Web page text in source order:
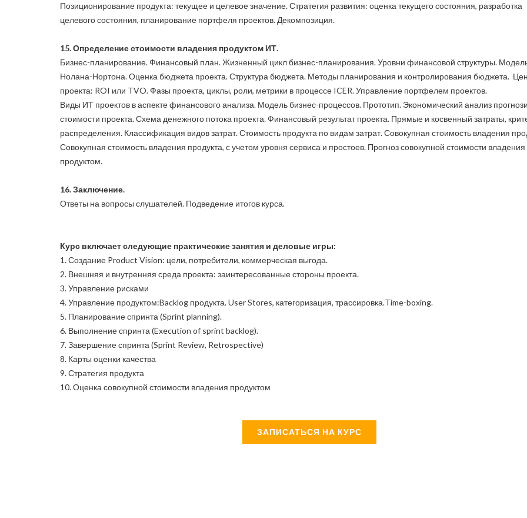
Позиционирование продукта: текущее и целевое значение. Стратегия развития: оценка текущего состояния, разработка
целевого состояния, планирование портфеля проектов. Декомпозиция.
15. Определение стоимости владения продуктом ИТ.
Бизнес-планирование. Финансовый план. Жизненный цикл бизнес-планирования. Уровни финансовой структуры.
Нолана-Нортона. Оценка бюджета проекта. Структура бюджета. Методы планирования и контролирования бюджета.
проекта: ROI или TVO. Фазы проекта, циклы, роли, метрики в процессе ICER. Управление портфелем проектов.
Виды ИТ проектов в аспекте финансового анализа. Модель бизнес-процессов. Прототип. Экономический анализ
стоимости проекта. Схема денежного потока проекта. Финансовый результат проекта. Прямые и косвенный затраты,
распределения. Классификация видов затрат. Стоимость продукта по видам затрат. Совокупная стоимость владения
Совокупная стоимость владения продукта, с учетом уровня сервиса и простоев. Прогноз совокупной стоимости владения
продуктом.
16. Заключение.
Ответы на вопросы слушателей. Подведение итогов курса.
Курс включает следующие практические занятия и деловые игры:
1. Создание Product Vision: цели, потребители, коммерческая выгода.
2. Внешняя и внутренняя среда проекта: заинтересованные стороны проекта.
3. Управление рисками
4. Управление продуктом:Backlog продукта. User Stores, категоризация, трассировка.Time-boxing.
5. Планирование спринта (Sprint planning).
6. Выполнение спринта (Execution of sprint backlog).
7. Завершение спринта (Sprint Review, Retrospective)
8. Карты оценки качества
9. Стратегия продукта
10. Оценка совокупной стоимости владения продуктом
ЗАПИСАТЬСЯ НА КУРС